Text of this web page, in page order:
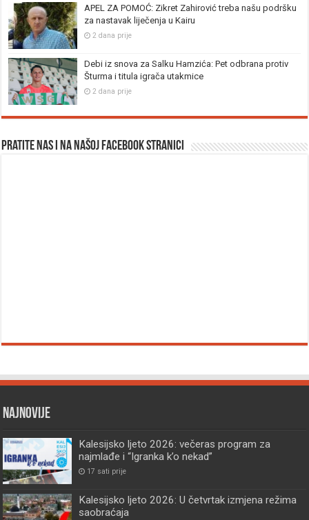
APEL ZA POMOĆ: Zikret Zahirović treba našu podršku
za nastavak liječenja u Kairu
2 dana prije
Debi iz snova za Salku Hamzića: Pet odbrana protiv
Šturma i titula igrača utakmice
2 dana prije
Pratite nas i na našoj facebook stranici
Najnovije
Kalesijsko ljeto 2026: večeras program za
najmlađe i “Igranka k’o nekad”
17 sati prije
Kalesijsko ljeto 2026: U četvrtak izmjena režima
saobraćaja